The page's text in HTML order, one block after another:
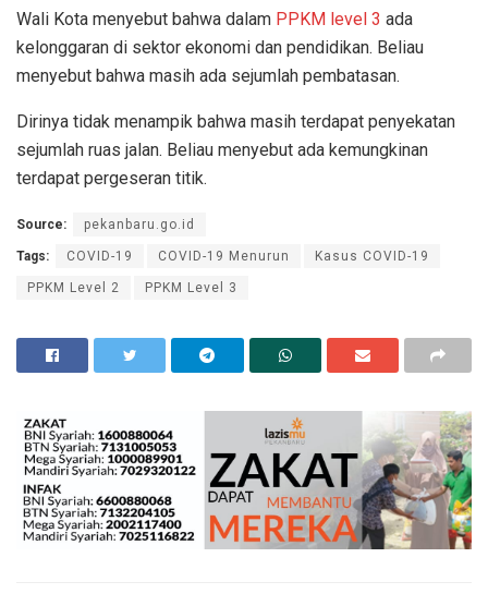
Wali Kota menyebut bahwa dalam PPKM level 3 ada
kelonggaran di sektor ekonomi dan pendidikan. Beliau
menyebut bahwa masih ada sejumlah pembatasan.
Dirinya tidak menampik bahwa masih terdapat penyekatan
sejumlah ruas jalan. Beliau menyebut ada kemungkinan
terdapat pergeseran titik.
Source: pekanbaru.go.id
Tags: COVID-19 COVID-19 Menurun Kasus COVID-19
PPKM Level 2 PPKM Level 3